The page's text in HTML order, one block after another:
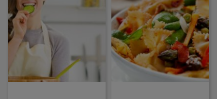
Condividi su
Copia link